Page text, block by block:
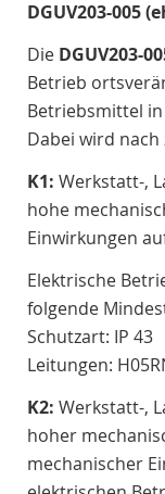
DGUV203-005
Die DGUV203-
Betrieb
Betriebsmittel
Dabei wird
K1: Werkstatt-,
hohe
Einwirkungen
Elektrische
folgende
Schutzart: IP 43
Leitungen:
K2: Werkstatt-,
hoher
mechanischer